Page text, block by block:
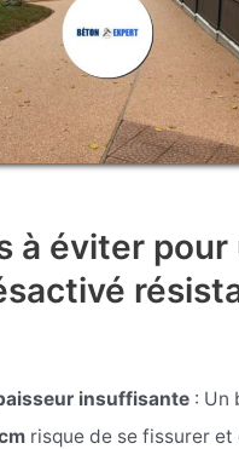
à éviter pour
insuffisante : Un
risque de se fissurer et